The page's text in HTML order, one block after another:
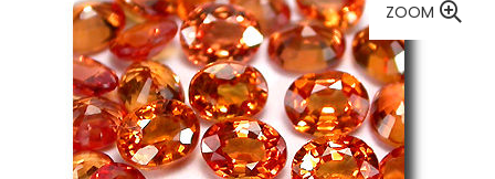
ZOOM